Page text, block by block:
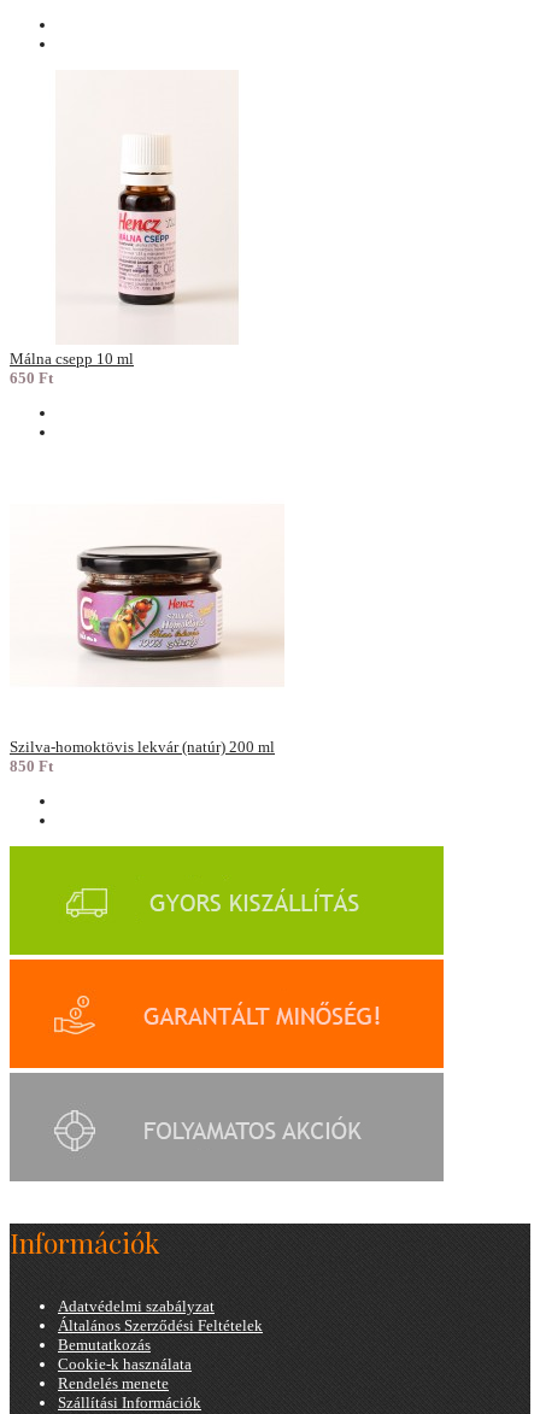
Málna csepp 10 ml
650 Ft
Szilva-homoktövis lekvár (natúr) 200 ml
850 Ft
Információk
Adatvédelmi szabályzat
Általános Szerződési Feltételek
Bemutatkozás
Cookie-k használata
Rendelés menete
Szállítási Információk